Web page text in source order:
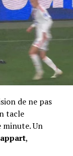
de ne pas
tacle
minute. Un
,